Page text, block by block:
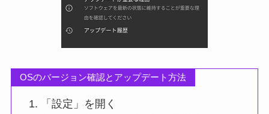
OSのバージョン確認とアップデート方法
「設定」を開く